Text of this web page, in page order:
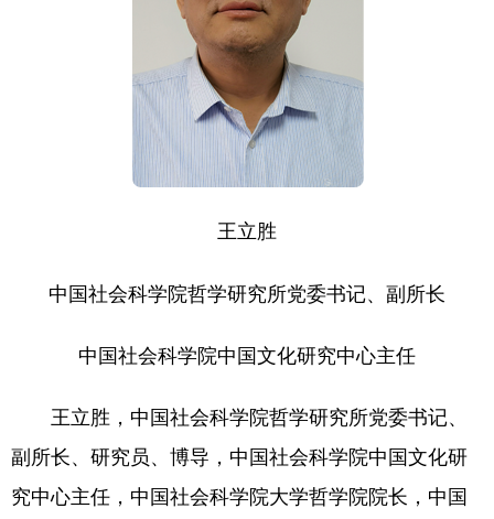
王立胜
中国社会科学院哲学研究所党委书记、副所长
中国社会科学院中国文化研究中心主任
王立胜，中国社会科学院哲学研究所党委书记、
副所长、研究员、博导，中国社会科学院中国文化研
究中心主任，中国社会科学院大学哲学院院长，中国